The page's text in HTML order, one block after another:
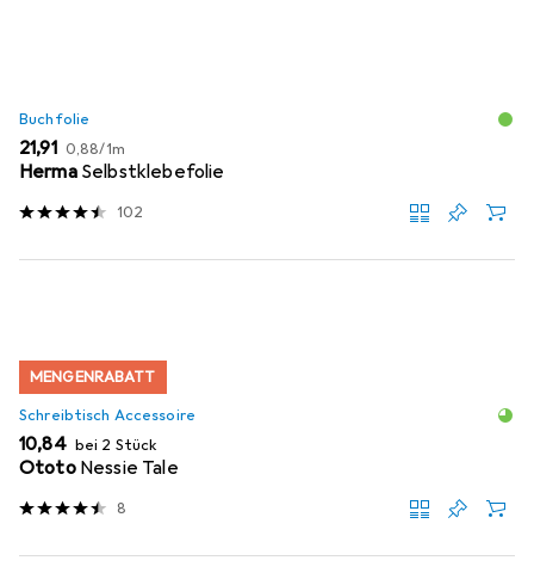
Buchfolie
EUR
21,91 EUR
0,88/1m
Herma Selbstklebefolie
102
MENGENRABATT
Schreibtisch Accessoire
EUR
10,84 bei 2 Stück
Ototo Nessie Tale
8